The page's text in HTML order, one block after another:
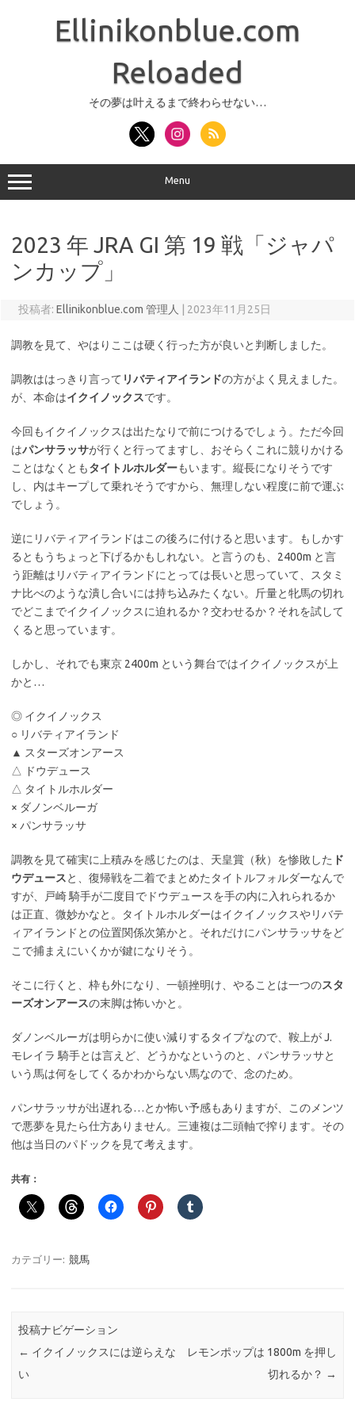
Ellinikonblue.com
Reloaded
その夢は叶えるまで終わらせない…
Menu
2023 年 JRA GI 第 19 戦「ジャパ
ンカップ」
投稿者: Ellinikonblue.com 管理人 2023年11月25日
調教を見て、やはりここは硬く行った方が良いと判断しました。
調教ははっきり言って リバティアイランドの方がよく見えました。
が、本命はイクイノックスです。
今回もイクイノックスは出たなりで前につけるでしょう。ただ今回
はパンサラッサが行くと行ってますし、おそらくこれに競りかける
ことはなくともタイトルホルダーもいます。縦長になりそうです
し、内はキープして乗れそうですから、無理しない程度に前で運ぶ
でしょう。
逆にリバティアイランドはこの後ろに付けると思います。もしかす
るともうちょっと下げるかもしれない。と言うのも、2400m と言
う距離はリバティアイランドにとっては長いと思っていて、スタミ
ナ比べのような潰し合いには持ち込みたくない。斤量と牝馬の切れ
でどこまでイクイノックスに迫れるか？交わせるか？それを試して
くると思っています。
しかし、それでも東京 2400m という舞台ではイクイノックスが上
かと…
◎ イクイノックス
○ リバティアイランド
▲ スターズオンアース
△ ドウデュース
△ タイトルホルダー
× ダノンベルーガ
× パンサラッサ
調教を見て確実に上積みを感じたのは、天皇賞（秋）を惨敗した ド
ウデュースと、復帰戦を二着でまとめたタイトルフォルダーなんで
すが、戸崎 騎手が二度目でドウデュースを手の内に入れられるか
は正直、微妙かなと。タイトルホルダーはイクイノックスやリバテ
ィアイランドとの位置関係次第かと。それだけにパンサラッサをど
こで捕まえにいくかが鍵になりそう。
そこに行くと、枠も外になり、一頓挫明け、やることは一つのスタ
ーズオンアースの末脚は怖いかと。
ダノンベルーガは明らかに使い減りするタイプなので、鞍上が J.
モレイラ 騎手とは言えど、どうかなというのと、パンサラッサと
いう馬は何をしてくるかわからない馬なので、念のため。
パンサラッサが出遅れる…とか怖い予感もありますが、このメンツ
で悪夢を見たら仕方ありません。三連複は二頭軸で搾ります。その
他は当日のパドックを見て考えます。
共有：
カテゴリー: 競馬
投稿ナビゲーション
← イクイノックスには逆らえな
い
レモンポップは 1800m を押し
切れるか？ →